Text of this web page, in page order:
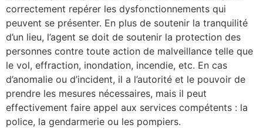
correctement repérer les dysfonctionnements qui
peuvent se présenter. En plus de soutenir la tranquilité
d’un lieu, l’agent se doit de soutenir la protection des
personnes contre toute action de malveillance telle que
le vol, effraction, inondation, incendie, etc. En cas
d’anomalie ou d’incident, il a l’autorité et le pouvoir de
prendre les mesures nécessaires, mais il peut
effectivement faire appel aux services compétents : la
police, la gendarmerie ou les pompiers.